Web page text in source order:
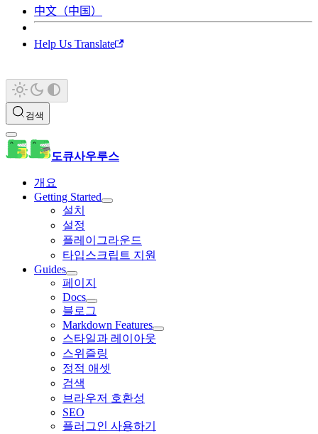
中文（中国）
Help Us Translate
검색
도큐사우루스
개요
Getting Started
설치
설정
플레이그라운드
타입스크립트 지원
Guides
페이지
Docs
블로그
Markdown Features
스타일과 레이아웃
스위즐링
정적 애셋
검색
브라우저 호환성
SEO
플러그인 사용하기